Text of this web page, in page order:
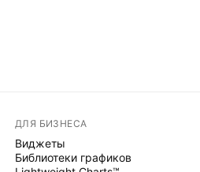
ДЛЯ БИЗНЕСА
Виджеты
Библиотеки графиков